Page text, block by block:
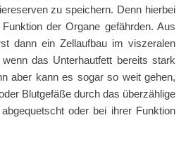
zu speichern. Denn hierbei
der Organe gefährden. Aus
dann ein Zellaufbau im viszeralen
das Unterhautfett bereits stark
aber kann es sogar so weit gehen,
Blutgefäße durch das überzählige
oder bei ihrer Funktion